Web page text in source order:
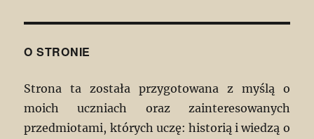
O STRONIE
Strona ta została przygotowana z myślą o
moich uczniach oraz zainteresowanych
przedmiotami, których uczę: historią i wiedzą o